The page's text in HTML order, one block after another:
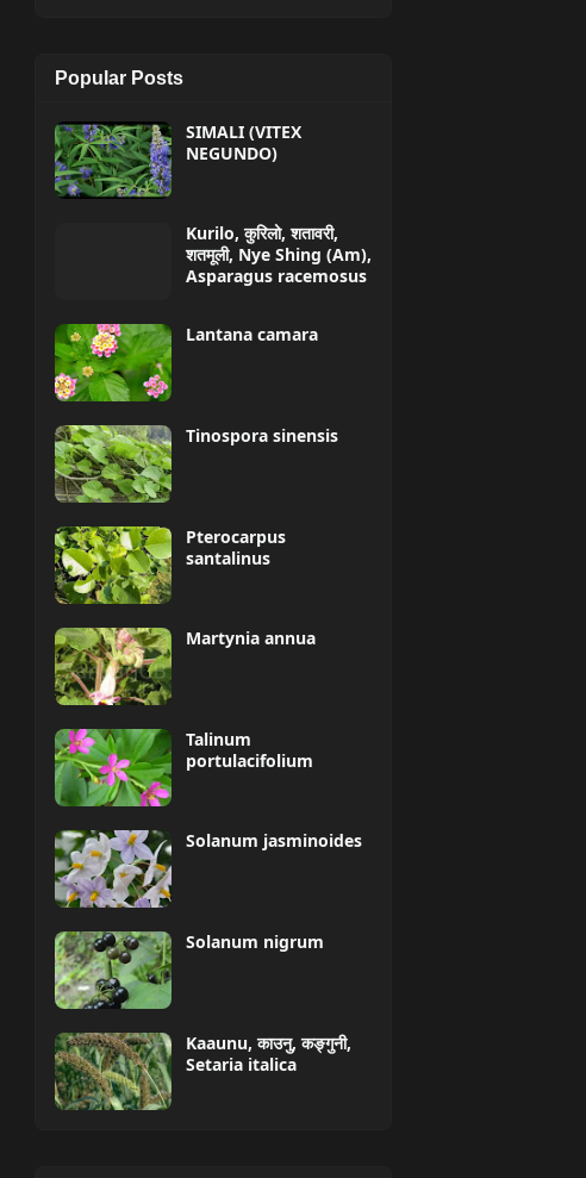
Popular Posts
SIMALI (VITEX
NEGUNDO)
Kurilo, कुरिलो, शतावरी,
शतमूली, Nye Shing (Am),
Asparagus racemosus
Lantana camara
Tinospora sinensis
Pterocarpus
santalinus
Martynia annua
Talinum
portulacifolium
Solanum jasminoides
Solanum nigrum
Kaaunu, काउनु, कङ्गुनी,
Setaria italica